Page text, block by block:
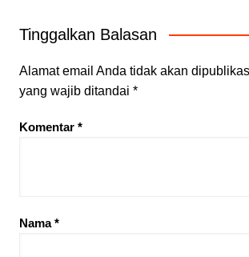
Tinggalkan Balasan
Alamat email Anda tidak akan
yang wajib ditandai *
Komentar *
Nama*